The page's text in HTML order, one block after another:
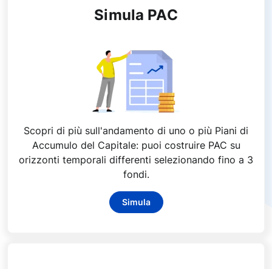
Simula PAC
Scopri di più sull'andamento di uno o più Piani di
Accumulo del Capitale: puoi costruire PAC su
orizzonti temporali differenti selezionando fino a 3
fondi.
Simula